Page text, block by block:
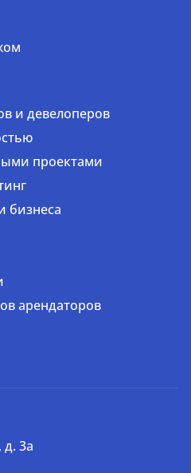
и девелоперов
проектами
бизнеса
арендаторов
3a